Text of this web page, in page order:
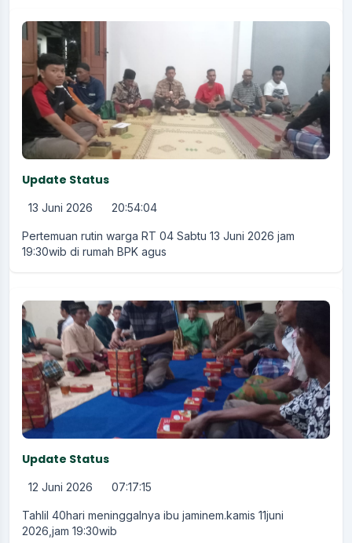
Update Status
13 Juni 2026 20:54:04
Pertemuan rutin warga RT 04 Sabtu 13 Juni 2026 jam
19:30wib di rumah BPK agus
Update Status
12 Juni 2026 07:17:15
Tahlil 40hari meninggalnya ibu jaminem.kamis 11juni
2026,jam 19:30wib